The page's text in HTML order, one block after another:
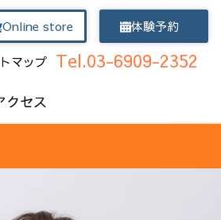
マップ Tel.03-6909-2352
クセス
Online store 体験予約